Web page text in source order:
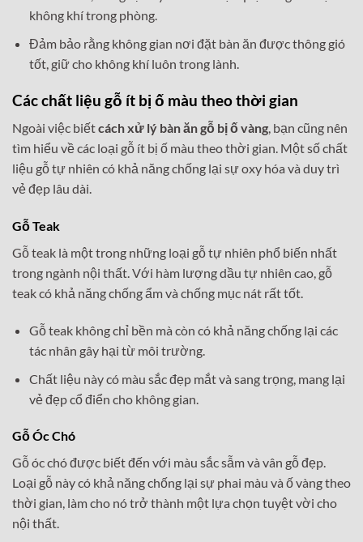
không khí trong phòng.
Đảm bảo rằng không gian nơi đặt bàn ăn được thông gió
tốt, giữ cho không khí luôn trong lành.
Các chất liệu gỗ ít bị ố màu theo thời gian
Ngoài việc biếtcách xử lý bàn ăn gỗ bị ố vàng, bạn cũng nên
tìm hiểu về các loại gỗ ít bị ố màu theo thời gian. Một số chất
liệu gỗ tự nhiên có khả năng chống lại sự oxy hóa và duy trì
vẻ đẹp lâu dài.
Gỗ Teak
Gỗ teak là một trong những loại gỗ tự nhiên phổ biến nhất
trong ngành nội thất. Với hàm lượng dầu tự nhiên cao, gỗ
teak có khả năng chống ẩm và chống mục nát rất tốt.
Gỗ teak không chỉ bền mà còn có khả năng chống lại các
tác nhân gây hại từ môi trường.
Chất liệu này có màu sắc đẹp mắt và sang trọng, mang lại
vẻ đẹp cổ điển cho không gian.
Gỗ Óc Chó
Gỗ óc chó được biết đến với màu sắc sẫm và vân gỗ đẹp.
Loại gỗ này có khả năng chống lại sự phai màu và ố vàng theo
thời gian, làm cho nó trở thành một lựa chọn tuyệt vời cho
nội thất.